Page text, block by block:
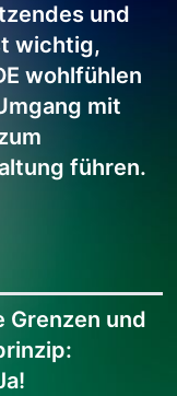
und
wichtig,
wohlfühlen
mit
führen.
und